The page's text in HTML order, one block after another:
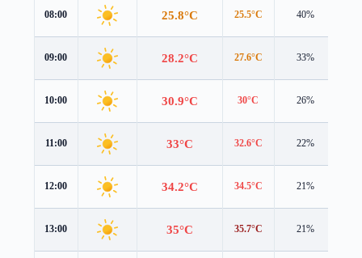
08:00 25.8°C 25.5°C 40%
09:00 28.2°C 27.6°C 33%
10:00 30.9°C 30°C 26%
11:00 33°C 32.6°C 22%
12:00 34.2°C 34.5°C 21%
13:00 35°C 35.7°C 21%